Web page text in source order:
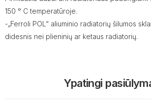
150 ° C temperatūroje.
-„Ferroli POL“ aliuminio radiatorių šilumos
didesnis nei plieninių ar ketaus radiatorių.
Ypatingi